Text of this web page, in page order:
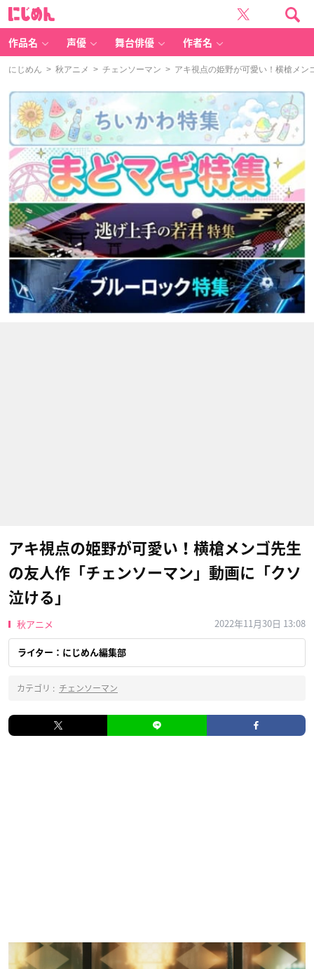
作品名 声優 舞台俳優 作者名
にじめん > 秋アニメ > チェンソーマン > アキ視点の姫野が可愛い！横槍メン
アキ視点の姫野が可愛い！横槍メンゴ先生
の友人作「チェンソーマン」動画に「クソ
泣ける」
秋アニメ 2022年11月30日 13:08
ライター：にじめん編集部
カテゴリ : チェンソーマン